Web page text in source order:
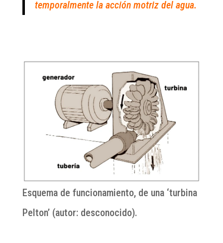
temporalmente la acción motriz del agua.
Esquema de funcionamiento, de una ‘turbina
Pelton’ (autor: desconocido).